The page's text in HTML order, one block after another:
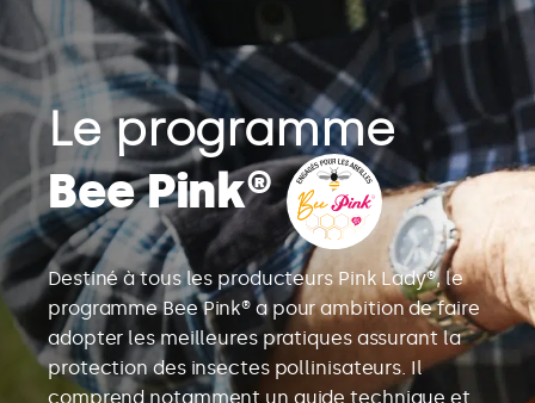
Le programme
Bee Pink®
Destiné à tous les producteurs Pink Lady®, le
programme Bee Pink® a pour ambition de faire
adopter les meilleures pratiques assurant la
protection des insectes pollinisateurs. Il
comprend notamment un guide technique et